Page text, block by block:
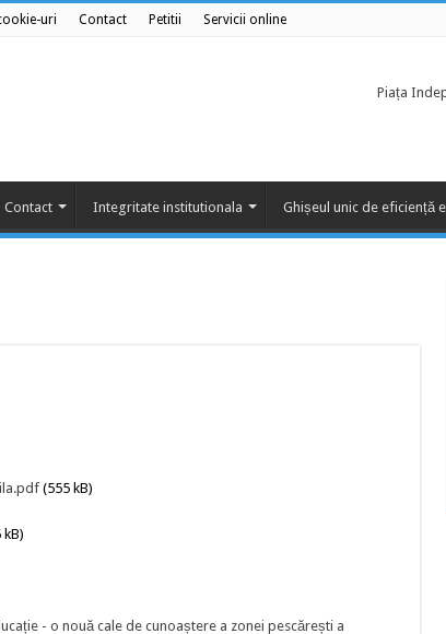
uri Contact Petitii Servicii online
Piața
Contact Integritate institutionala Ghișeul unic de eficiență
(555 kB)
kB)
- o nouă cale de cunoaștere a zonei pescărești a